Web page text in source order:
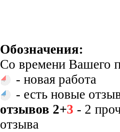
Обозначения:
Со времени Вашего
- новая работа
- есть новые
отзывов 2+3 - 2
отзыва